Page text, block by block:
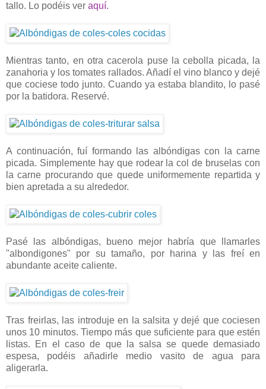
tallo. Lo podéis ver aquí.
Mientras tanto, en otra cacerola puse la cebolla picada, la
zanahoria y los tomates rallados. Añadí el vino blanco y dejé
que cociese todo junto. Cuando ya estaba blandito, lo pasé
por la batidora. Reservé.
A continuación, fuí formando las albóndigas con la carne
picada. Simplemente hay que rodear la col de bruselas con
la carne procurando que quede uniformemente repartida y
bien apretada a su alrededor.
Pasé las albóndigas, bueno mejor habría que llamarles
"albondigones" por su tamaño, por harina y las freí en
abundante aceite caliente.
Tras freirlas, las introduje en la salsita y dejé que cociesen
unos 10 minutos. Tiempo más que suficiente para que estén
listas. En el caso de que la salsa se quede demasiado
espesa, podéis añadirle medio vasito de agua para
aligerarla.